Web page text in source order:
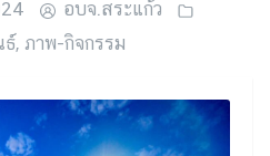
อบจ.สระแก้ว
ธ์, ภาพ-กิจกรรม